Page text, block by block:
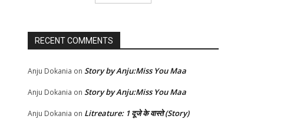
RECENT COMMENTS
Anju Dokania on Story by Anju:Miss You Maa
Anju Dokania on Story by Anju:Miss You Maa
Anju Dokania on Litreature: 1 दूजे के वास्ते (Story)